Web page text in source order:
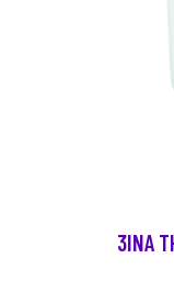
3INA